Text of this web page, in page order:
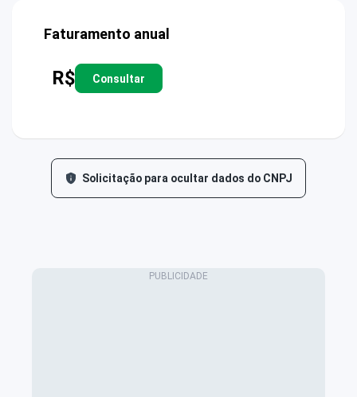
Faturamento anual
R$ Consultar
Solicitação para ocultar dados do CNPJ